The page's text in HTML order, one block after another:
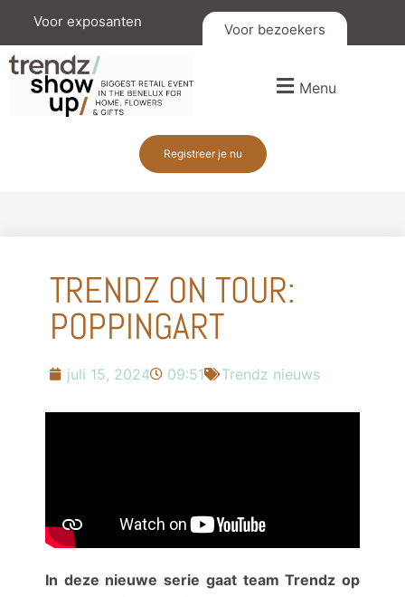
Voor exposanten Voor bezoekers
Menu
Registreer je nu
TRENDZ ON TOUR:
POPPINGART
juli 15, 2024 09:51 Trendz nieuws
In deze nieuwe serie gaat team Trendz op